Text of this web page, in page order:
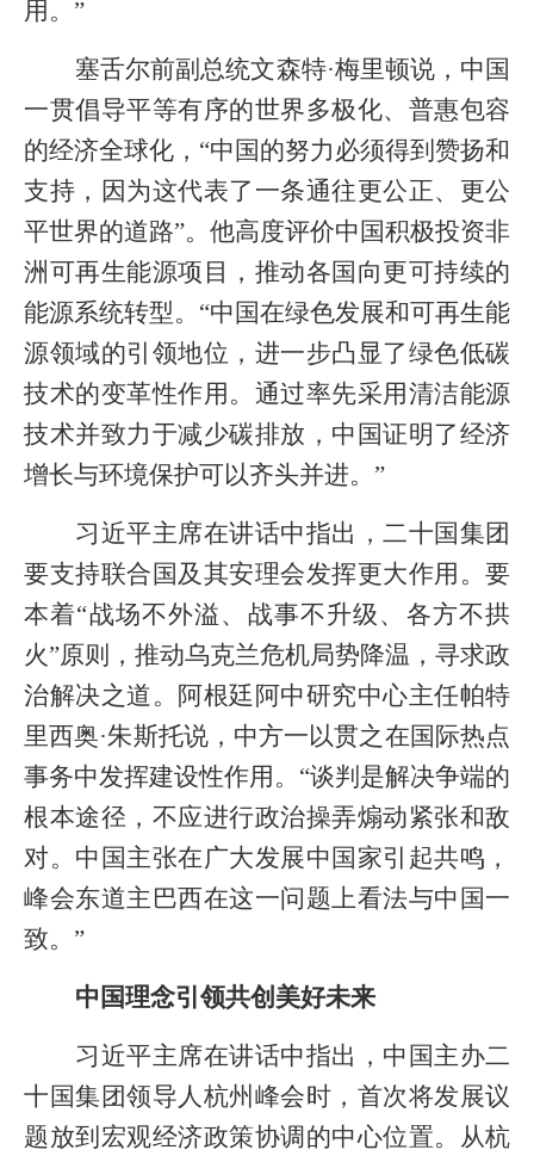
用。”
塞舌尔前副总统文森特·梅里顿说，中国
一贯倡导平等有序的世界多极化、普惠包容
的经济全球化，“中国的努力必须得到赞扬和
支持，因为这代表了一条通往更公正、更公
平世界的道路”。他高度评价中国积极投资非
洲可再生能源项目，推动各国向更可持续的
能源系统转型。“中国在绿色发展和可再生能
源领域的引领地位，进一步凸显了绿色低碳
技术的变革性作用。通过率先采用清洁能源
技术并致力于减少碳排放，中国证明了经济
增长与环境保护可以齐头并进。”
习近平主席在讲话中指出，二十国集团
要支持联合国及其安理会发挥更大作用。要
本着“战场不外溢、战事不升级、各方不拱
火”原则，推动乌克兰危机局势降温，寻求政
治解决之道。阿根廷阿中研究中心主任帕特
里西奥·朱斯托说，中方一以贯之在国际热点
事务中发挥建设性作用。“谈判是解决争端的
根本途径，不应进行政治操弄煽动紧张和敌
对。中国主张在广大发展中国家引起共鸣，
峰会东道主巴西在这一问题上看法与中国一
致。”
中国理念引领共创美好未来
习近平主席在讲话中指出，中国主办二
十国集团领导人杭州峰会时，首次将发展议
题放到宏观经济政策协调的中心位置。从杭